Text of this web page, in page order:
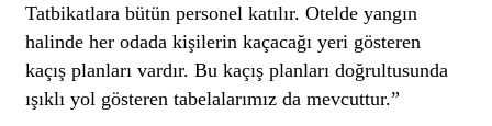
Tatbikatlara bütün personel katılır. Otelde yangın
halinde her odada kişilerin kaçacağı yeri gösteren
kaçış planları vardır. Bu kaçış planları doğrultusunda
ışıklı yol gösteren tabelalarımız da mevcuttur.”